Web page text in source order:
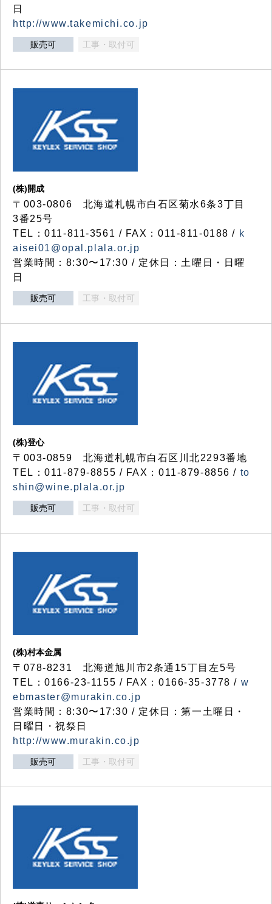
日
http://www.takemichi.co.jp
販売可 工事・取付可
(株)開成
〒003-0806 北海道札幌市白石区菊水6条3丁目
3番25号
TEL：011-811-3561 / FAX：011-811-0188 / k
aisei01@opal.plala.or.jp
営業時間：8:30〜17:30 / 定休日：土曜日・日曜
日
販売可 工事・取付可
(株)登心
〒003-0859 北海道札幌市白石区川北2293番地
TEL：011-879-8855 / FAX：011-879-8856 / to
shin@wine.plala.or.jp
販売可 工事・取付可
(株)村本金属
〒078-8231 北海道旭川市2条通15丁目左5号
TEL：0166-23-1155 / FAX：0166-35-3778 / w
ebmaster@murakin.co.jp
営業時間：8:30〜17:30 / 定休日：第一土曜日・
日曜日・祝祭日
http://www.murakin.co.jp
販売可 工事・取付可